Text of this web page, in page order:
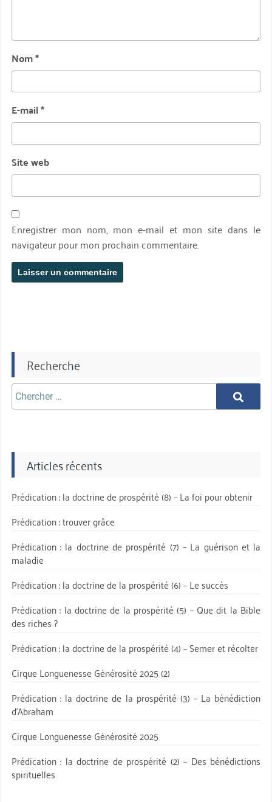
Nom*
E-mail*
Site web
Enregistrer mon nom, mon e-mail et mon site dans le
navigateur pour mon prochain commentaire.
Recherche
Chercher
aprè:
Chercher
Articles récents
Prédication : la doctrine de prospérité (8) – La foi pour obtenir
Prédication : trouver grâce
Prédication : la doctrine de prospérité (7) – La guérison et la
maladie
Prédication : la doctrine de la prospérité (6) – Le succès
Prédication : la doctrine de la prospérité (5) – Que dit la Bible
des riches ?
Prédication : la doctrine de la prospérité (4) – Semer et récolter
Cirque Longuenesse Générosité 2025 (2)
Prédication : la doctrine de la prospérité (3) – La bénédiction
d’Abraham
Cirque Longuenesse Générosité 2025
Prédication : la doctrine de prospérité (2) – Des bénédictions
spirituelles